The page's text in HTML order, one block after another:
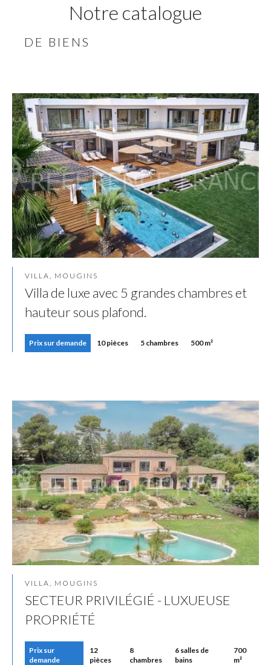
Notre catalogue
DE BIENS
VILLA, MOUGINS
Villa de luxe avec 5 grandes chambres et
hauteur sous plafond.
Prix sur demande 10 pièces 5 chambres 500 m²
VILLA, MOUGINS
SECTEUR PRIVILÉGIÉ - LUXUEUSE
PROPRIÉTÉ
Prix sur
demande
12
pièces
8
chambres
6 salles de
bains
700
m²